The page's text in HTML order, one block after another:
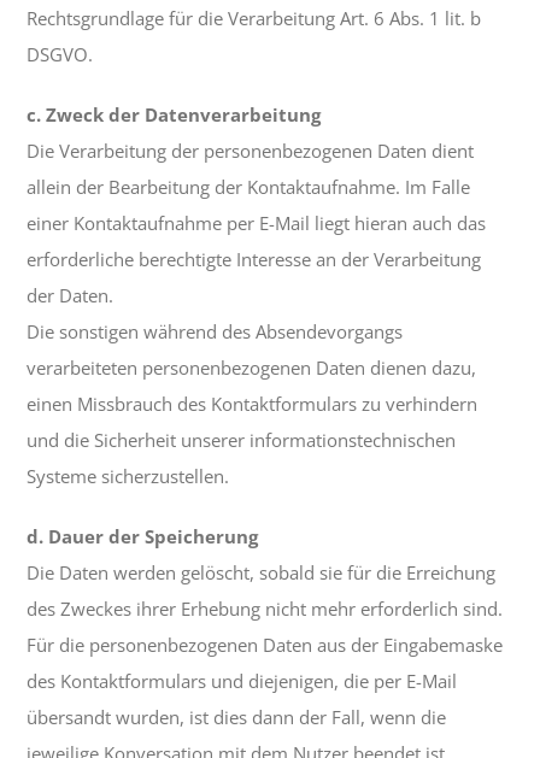
Rechtsgrundlage für die Verarbeitung Art. 6 Abs. 1 lit. b
DSGVO.
c. Zweck der Datenverarbeitung
Die Verarbeitung der personenbezogenen Daten dient
allein der Bearbeitung der Kontaktaufnahme. Im Falle
einer Kontaktaufnahme per E-Mail liegt hieran auch das
erforderliche berechtigte Interesse an der Verarbeitung
der Daten.
Die sonstigen während des Absendevorgangs
verarbeiteten personenbezogenen Daten dienen dazu,
einen Missbrauch des Kontaktformulars zu verhindern
und die Sicherheit unserer informationstechnischen
Systeme sicherzustellen.
d. Dauer der Speicherung
Die Daten werden gelöscht, sobald sie für die Erreichung
des Zweckes ihrer Erhebung nicht mehr erforderlich sind.
Für die personenbezogenen Daten aus der Eingabemaske
des Kontaktformulars und diejenigen, die per E-Mail
übersandt wurden, ist dies dann der Fall, wenn die